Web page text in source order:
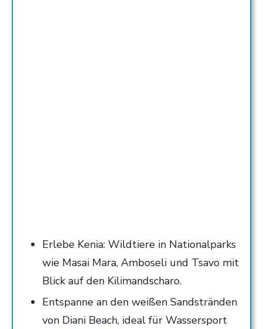
Erlebe Kenia: Wildtiere in Nationalparks
wie Masai Mara, Amboseli und Tsavo mit
Blick auf den Kilimandscharo.
Entspanne an den weißen Sandstränden
von Diani Beach, ideal für Wassersport